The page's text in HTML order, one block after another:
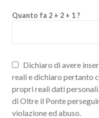
Quanto fa 2 + 2 + 1 ?
Dichiaro di avere
reali e dichiaro pertanto
propri reali dati
di Oltre il Ponte
violazione ed abuso.